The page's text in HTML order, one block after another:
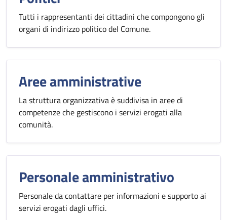
Tutti i rappresentanti dei cittadini che compongono gli
organi di indirizzo politico del Comune.
Aree amministrative
La struttura organizzativa è suddivisa in aree di
competenze che gestiscono i servizi erogati alla
comunità.
Personale amministrativo
Personale da contattare per informazioni e supporto ai
servizi erogati dagli uffici.